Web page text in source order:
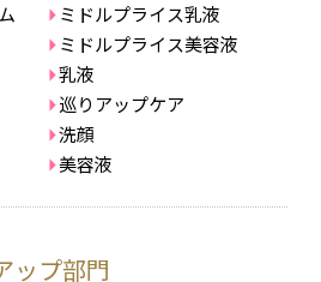
ミドルプライス乳液
ミドルプライス美容液
乳液
巡りアップケア
洗顔
美容液
ップ部門